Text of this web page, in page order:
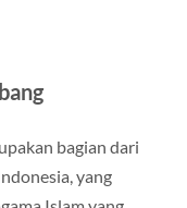
bagian dari
yang